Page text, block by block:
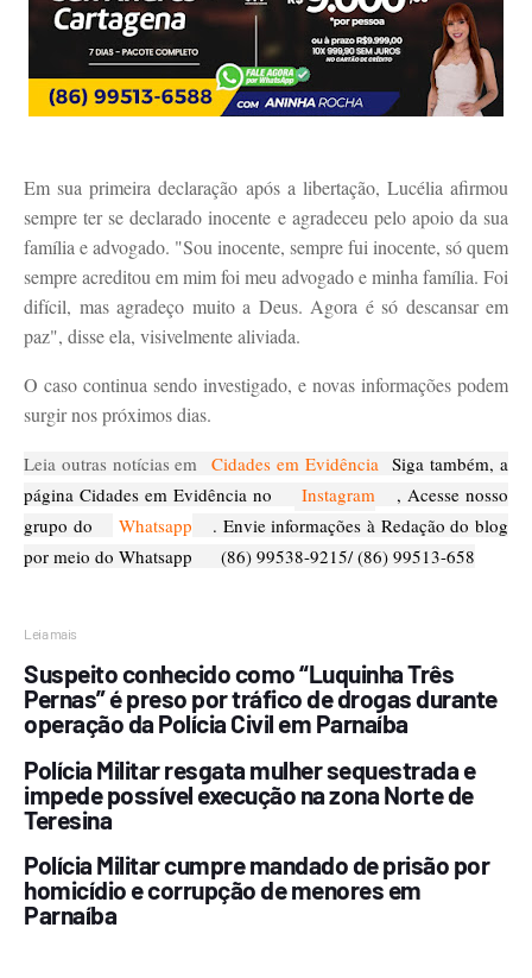
Em sua primeira declaração após a libertação, Lucélia afirmou
sempre ter se declarado inocente e agradeceu pelo apoio da sua
família e advogado. "Sou inocente, sempre fui inocente, só quem
sempre acreditou em mim foi meu advogado e minha família. Foi
difícil, mas agradeço muito a Deus. Agora é só descansar em
paz", disse ela, visivelmente aliviada.
O caso continua sendo investigado, e novas informações podem
surgir nos próximos dias.
Leia outras notícias emCidades em EvidênciaSiga também, a
página Cidades em Evidência no
Instagram, Acesse nosso
grupo do
Whatsapp . Envie informações à Redação do blog
por meio do Whatsapp (86) 99538-9215/ (86) 99513-658
Leia mais
Suspeito conhecido como “Luquinha Três
Pernas” é preso por tráfico de drogas durante
operação da Polícia Civil em Parnaíba
Polícia Militar resgata mulher sequestrada e
impede possível execução na zona Norte de
Teresina
Polícia Militar cumpre mandado de prisão por
homicídio e corrupção de menores em
Parnaíba